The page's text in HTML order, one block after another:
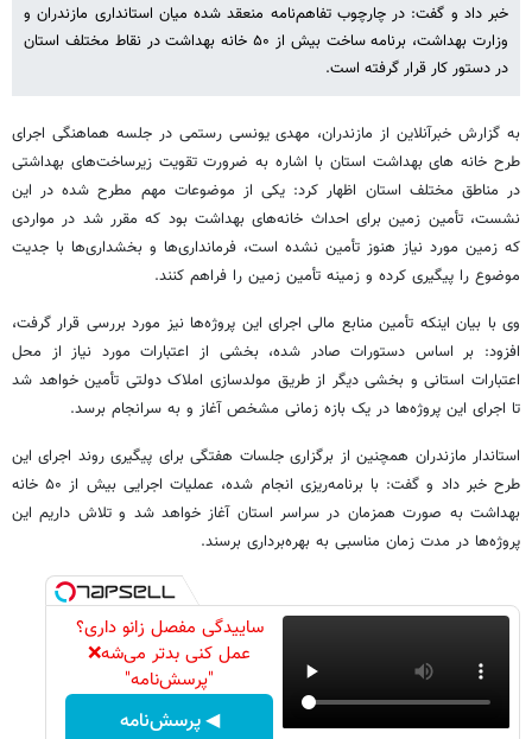
خبر داد و گفت: در چارچوب تفاهم‌نامه منعقد شده میان استانداری مازندران و
وزارت بهداشت، برنامه ساخت بیش از ۵۰ خانه بهداشت در نقاط مختلف استان
در دستور کار قرار گرفته است. ‎
به گزارش خبرآنلاین از مازندران، مهدی یونسی رستمی در جلسه هماهنگی اجرای
طرح خانه های بهداشت استان با اشاره به ضرورت تقویت زیرساخت‌های بهداشتی
در مناطق مختلف استان اظهار کرد: یکی از موضوعات مهم مطرح شده در این
نشست، تأمین زمین برای احداث خانه‌های بهداشت بود که مقرر شد در مواردی
که زمین مورد نیاز هنوز تأمین نشده است، فرمانداری‌ها و بخشداری‌ها با جدیت
موضوع را پیگیری کرده و زمینه تأمین زمین را فراهم کنند.
وی با بیان اینکه تأمین منابع مالی اجرای این پروژه‌ها نیز مورد بررسی قرار گرفت،
افزود: بر اساس دستورات صادر شده، بخشی از اعتبارات مورد نیاز از محل
اعتبارات استانی و بخشی دیگر از طریق مولدسازی املاک دولتی تأمین خواهد شد
تا اجرای این پروژه‌ها در یک بازه زمانی مشخص آغاز و به سرانجام برسد.
استاندار مازندران همچنین از برگزاری جلسات هفتگی برای پیگیری روند اجرای این
طرح خبر داد و گفت: با برنامه‌ریزی انجام شده، عملیات اجرایی بیش از ۵۰ خانه
بهداشت به صورت همزمان در سراسر استان آغاز خواهد شد و تلاش داریم این
پروژه‌ها در مدت زمان مناسبی به بهره‌برداری برسند.
ساییدگی مفصل زانو داری؟
عمل کنی بدتر می‌شه❌
"پرسش‌نامه"
◀ پرسش‌نامه